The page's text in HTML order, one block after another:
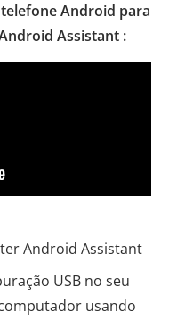
Android para
Assistant :
Android Assistant
USB no seu
usando